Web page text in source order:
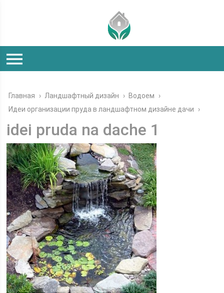
Главная › Ландшафтный дизайн › Водоем
›
Идеи организации пруда в ландшафтном дизайне дачи
›
idei pruda na dache 1